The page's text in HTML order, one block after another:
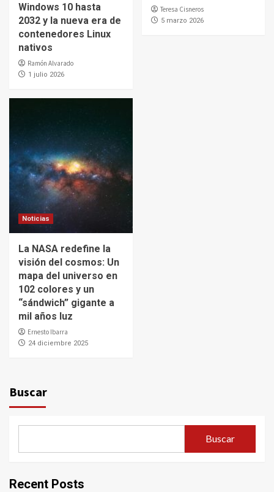
Windows 10 hasta
2032 y la nueva era de
contenedores Linux
nativos
Ramón Alvarado
1 julio 2026
Teresa Cisneros
5 marzo 2026
Noticias
La NASA redefine la
visión del cosmos: Un
mapa del universo en
102 colores y un
“sándwich” gigante a
mil años luz
Ernesto Ibarra
24 diciembre 2025
Buscar
Buscar
Recent Posts